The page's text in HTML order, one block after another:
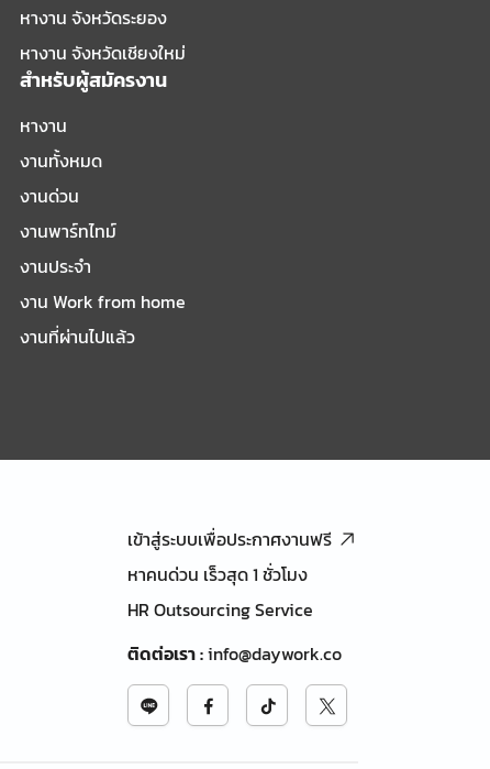
หางาน จังหวัดระยอง
หางาน จังหวัดเชียงใหม่
สำหรับผู้สมัครงาน
หางาน
งานทั้งหมด
งานด่วน
งานพาร์ทไทม์
งานประจำ
งาน Work from home
งานที่ผ่านไปแล้ว
เข้าสู่ระบบเพื่อประกาศงานฟรี
หาคนด่วน เร็วสุด 1 ชั่วโมง
HR Outsourcing Service
ติดต่อเรา:info@daywork.co